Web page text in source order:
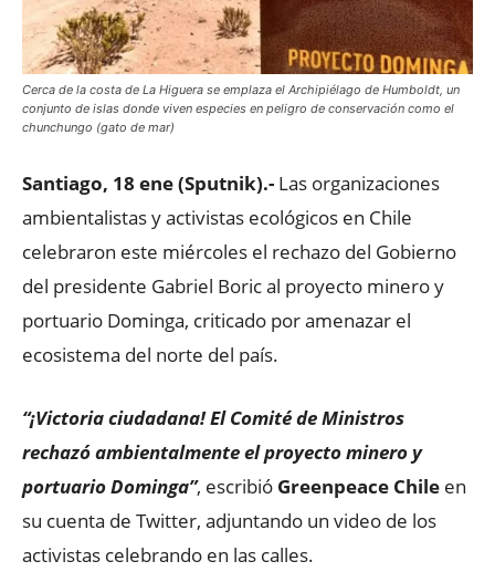
Cerca de la costa de La Higuera se emplaza el Archipiélago de Humboldt, un
conjunto de islas donde viven especies en peligro de conservación como el
chunchungo (gato de mar)
Santiago, 18 ene (Sputnik).- Las organizaciones
ambientalistas y activistas ecológicos en Chile
celebraron este miércoles el rechazo del Gobierno
del presidente Gabriel Boric al proyecto minero y
portuario Dominga, criticado por amenazar el
ecosistema del norte del país.
“¡Victoria ciudadana! El Comité de Ministros
rechazó ambientalmente el proyecto minero y
portuario Dominga”, escribió Greenpeace Chile en
su cuenta de Twitter, adjuntando un video de los
activistas celebrando en las calles.